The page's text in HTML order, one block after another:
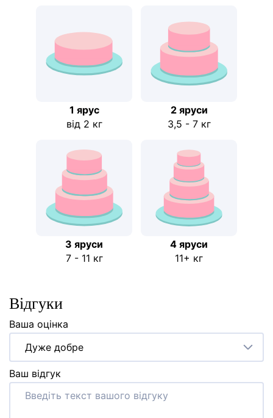
1 ярус
від 2 кг
2 яруси
3,5 - 7 кг
3 яруси
7 - 11 кг
4 яруси
11+ кг
Відгуки
Ваша оцінка
Дуже добре
Ваш відгук